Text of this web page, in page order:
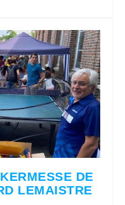
DE
LEMAISTRE